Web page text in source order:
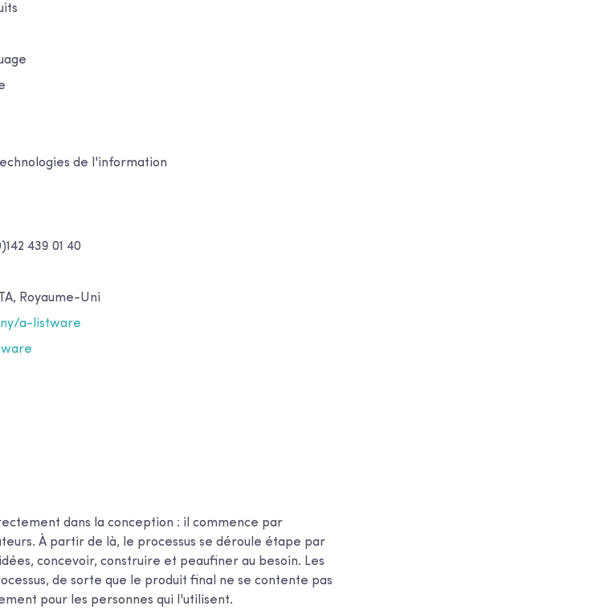
de l'information
439 01 40
Royaume-Uni
a-listware
dans la conception : il commence par
À partir de là, le processus se déroule étape par
concevoir, construire et peaufiner au besoin. Les
de sorte que le produit final ne se contente pas
pour les personnes qui l'utilisent.